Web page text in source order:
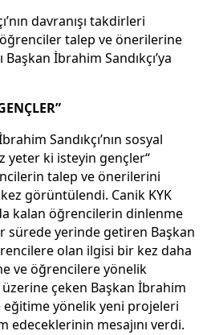
davranışı takdirleri
talep ve önerilerine
İbrahim Sandıkçı’ya
Sandıkçı’nın sosyal
yeter ki isteyin gençler“
talep ve önerilerini
görüntülendi. Canik KYK
kalan öğrencilerin dinlenme
sürede yerinde getiren Başkan
olan ilgisi bir kez daha
ve öğrencilere yönelik
çeken Başkan İbrahim
eğitime yönelik yeni projeleri
edeceklerinin mesajını verdi.